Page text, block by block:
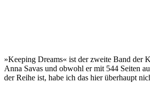
»Keeping Dreams« ist der zweite Band der
Anna Savas und obwohl er mit 544 Seiten
der Reihe ist, habe ich das hier überhaupt